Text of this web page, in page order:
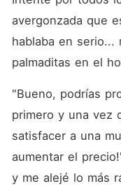
avergonzada que
hablaba en
palmaditas en el
"Bueno, podrías
primero y una vez
satisfacer a una
aumentar el
y me alejé lo más